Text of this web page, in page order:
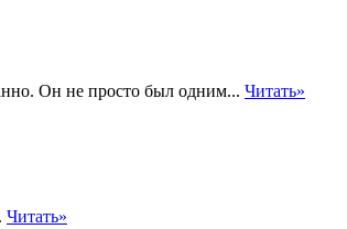
Он не просто был одним... Читать»
Читать»